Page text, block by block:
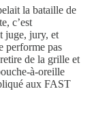
la bataille de
c’est
juge, jury, et
performe pas
de la grille et
à-oreille
aux FAST